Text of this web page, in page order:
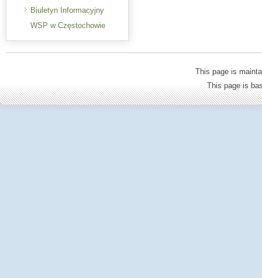
Biuletyn Informacyjny
WSP w Częstochowie
This page is
This page is